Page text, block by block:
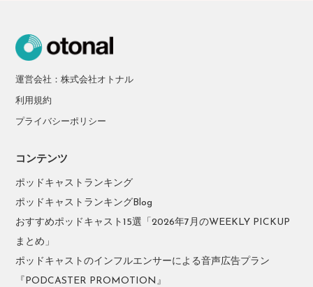
運営会社：株式会社オトナル
利用規約
プライバシーポリシー
コンテンツ
ポッドキャストランキング
ポッドキャストランキングBlog
おすすめポッドキャスト15選「2026年7月のWEEKLY PICKUP
まとめ」
ポッドキャストのインフルエンサーによる音声広告プラン
『PODCASTER PROMOTION』